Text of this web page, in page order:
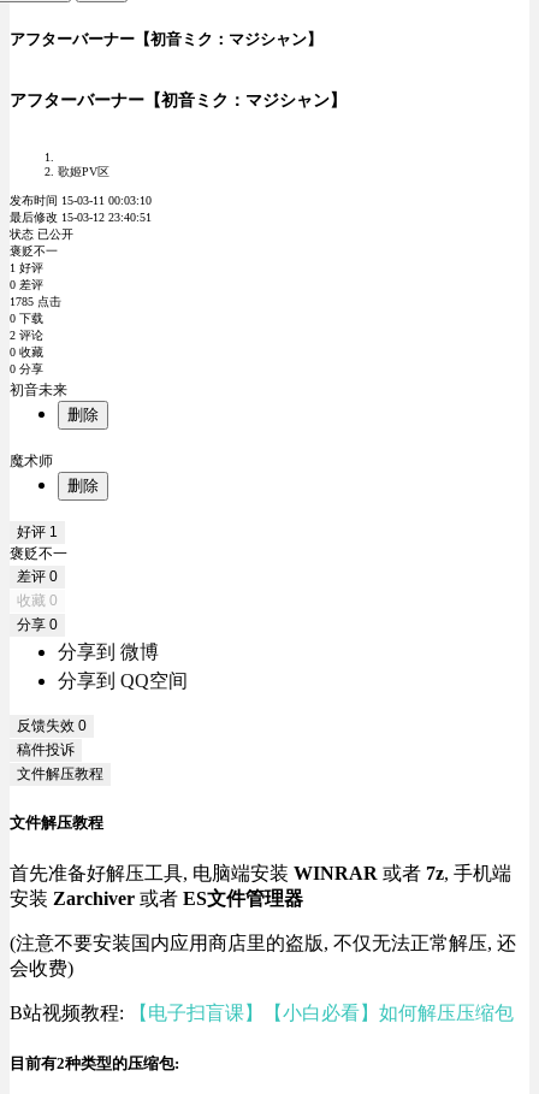
アフターバーナー【初音ミク：マジシャン】
アフターバーナー【初音ミク：マジシャン】
歌姬PV区
发布时间 15-03-11 00:03:10
最后修改 15-03-12 23:40:51
状态 已公开
褒贬不一
1 好评
0 差评
1785 点击
0 下载
2 评论
0 收藏
0 分享
初音未来
删除
魔术师
删除
好评 1
褒贬不一
差评 0
收藏 0
分享 0
分享到 微博
分享到 QQ空间
反馈失效 0
稿件投诉
文件解压教程
文件解压教程
首先准备好解压工具, 电脑端安装 WINRAR 或者 7z, 手机端
安装 Zarchiver 或者 ES文件管理器
(注意不要安装国内应用商店里的盗版, 不仅无法正常解压, 还
会收费)
B站视频教程: 【电子扫盲课】【小白必看】如何解压压缩包
目前有2种类型的压缩包: